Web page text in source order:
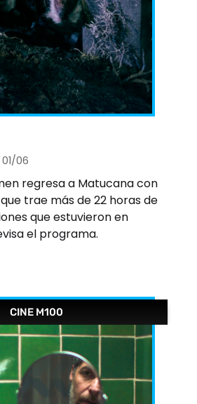
06
regresa a Matucana con
que trae más de 22 horas de
que estuvieron en
el programa.
CINE M100